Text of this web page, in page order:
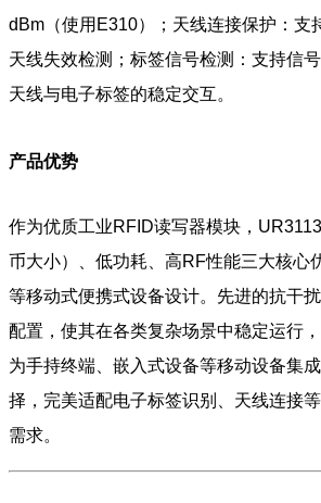
dBm（使用E310）；天线连接保护：支
天线失效检测；标签信号检测：支持信
天线与电子标签的稳定交互。
产品优势
作为优质工业RFID读写器模块，
币大小）、低功耗、高RF性能三大核心
等移动式便携式设备设计。先进的抗干
配置，使其在各类复杂场景中稳定运行
为手持终端、嵌入式设备等移动设备集
择，完美适配电子标签识别、天线连接
需求。